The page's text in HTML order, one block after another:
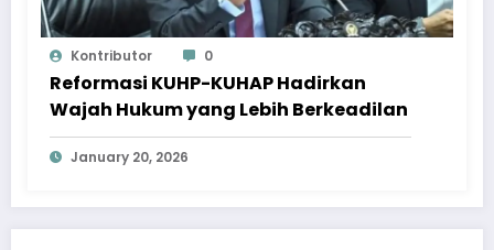
Kontributor 0
Reformasi KUHP-KUHAP Hadirkan
Wajah Hukum yang Lebih Berkeadilan
January 20, 2026